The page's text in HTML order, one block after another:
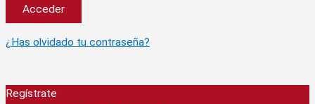
¿Has olvidado tu contraseña?
Regístrate